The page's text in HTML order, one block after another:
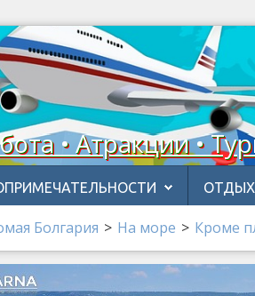
• Атракции •
ОТДЫХ
Болгария > На море > Кроме